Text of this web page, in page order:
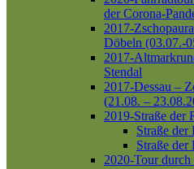
der Corona-
2017-
Döbeln (03.07.-
2017-
Stendal
2017-Dessau –
(21.08. –
2019-Straße der
Straße
Straße der
2020-Tour durch